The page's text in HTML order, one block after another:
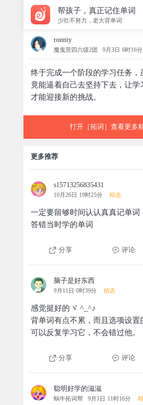
帮孩子，真正记住单词
少壮不努力，老大背单词
ronniy
魔鬼营四六级2团 9月3日 6时16分
终于完成一个阶段的学习任务
竟能逼着自己去坚持下去，让
才能迎接新的挑战。
打开［拓词］查看更多
更多推荐
s15713256835431
10月26日 19时25分 精选
一定要留够时间认认真真记单
答错当时学的单词
分享 评论
脑子是好东西
9月11日 0时39分 精选
感觉挺好的ヾ ^_^♪
背单词有点不累，而且选项设置
可以反复学习它，不会错过他。
分享 评论
聪明好学的滋滋
蜗牛拓词帮 9月1日 11时16分